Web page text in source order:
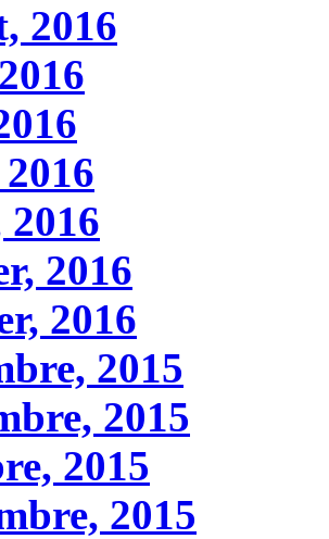
2016
2016
2016
2015
2015
2015
2015